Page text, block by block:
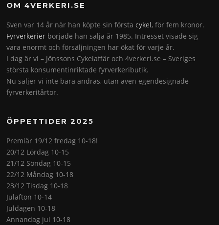
OM 4VERKERI.SE
Sven var 14 år när han köpte sin förstacykel, för fem kronor.
Fyrverkerier började han sälja år 1985. Intresset visade sig
vara enormt och försäljningen har ökat för varje år.
I dag är vi – Jönssons Cykelaffär och 4verkeri.se – Sveriges
största konsumentinriktade fyrverkeributik.
Nu säljer vi inte bara andras, utan även egendesignade
fyrverkeritårtor.
ÖPPETTIDER 2025
Premiär 19/12 fredag 10-18!
20/12 Lördag 10-15
21/12 Söndag 10-15
22/12 Måndag 10-18
23/12 Tisdag 10-18
Julafton 10-14
Juldagen 10-18
Annandag jul 10-18